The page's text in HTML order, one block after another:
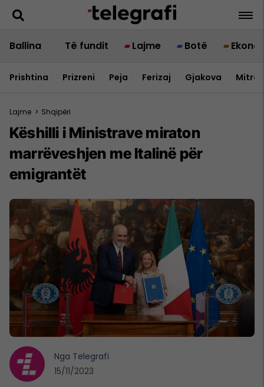
Ballina Të fundit Lajme Botë
Prishtina Prizreni Peja Ferizaj Gjakova
Lajme > Shqipëri
Këshilli i Ministrave miraton
marrëveshjen me Italinë për
emigrantët
Nga Telegrafi
15/11/2023